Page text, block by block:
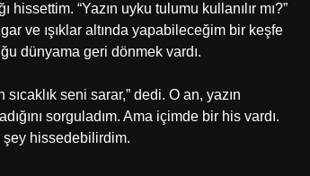
hissettim. “Yazın uyku tulumu kullanılır mı?”
ve ışıklar altında yapabileceğim bir keşfe
dünyama geri dönmek vardı.
seni sarar,” dedi. O an, yazın
sorguladım. Ama içimde bir his vardı.
şey hissedebilirdim.